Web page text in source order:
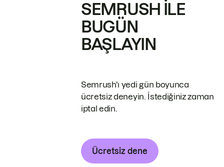
SEMRUSH ILE
BUGÜN
BAŞLAYIN
Semrush'ı yedi gün boyunca
ücretsiz deneyin. İstediğiniz zaman
iptal edin.
Ücretsiz dene